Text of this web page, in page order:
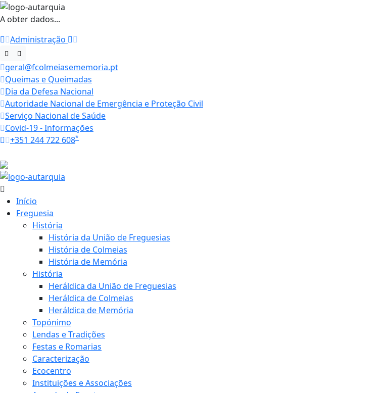
A obter dados...
Administração
geral@fcolmeiasememoria.pt
Queimas e Queimadas
Dia da Defesa Nacional
Autoridade Nacional de Emergência e Proteção Civil
Serviço Nacional de Saúde
Covid-19 - Informações
+351 244 722 608*
Início
Freguesia
História
História da União de Freguesias
História de Colmeias
História de Memória
História
Heráldica da União de Freguesias
Heráldica de Colmeias
Heráldica de Memória
Topónimo
Lendas e Tradições
Festas e Romarias
Caracterização
Ecocentro
Instituições e Associações